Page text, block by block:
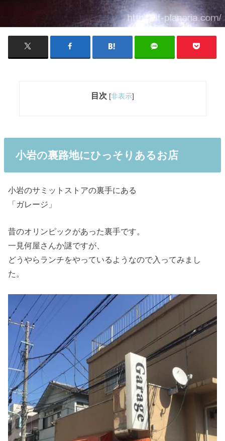
目次 [非表示]
小岩の裏路地にひっそりあるお店
小岩のサミットストアの裏手にある
「ガレージ」
昔のオリンピックがあった裏手です。
一見何屋さんか謎ですが、
どうやらランチをやっているようなので入ってみまし
た。